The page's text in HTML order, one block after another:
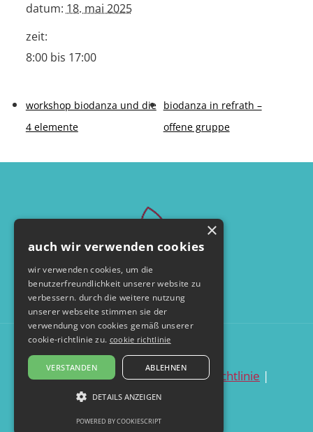
datum: 18. mai 2025
zeit:
8:00 bis 17:00
workshop biodanza und die
4 elemente
biodanza in refrath –
offene gruppe
© by seelentanzerei.de
datenschutzerklärung|cookie richtlinie |
impressum
×
auch wir verwenden cookies
wir verwenden cookies, um die
benutzerfreundlichkeit unserer website zu
verbessern. durch die weitere nutzung
unserer webseite stimmen sie der
verwendung von cookies gemäß unserer
cookie-richtlinie zu. cookie richtlinie
VERSTANDEN ABLEHNEN
DETAILS ANZEIGEN
UNBEDINGT ERFORDERLICH
POWERED BY COOKIESCRIPT